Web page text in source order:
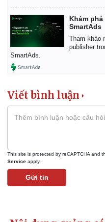
Khám
SmartAds
Tham khảo
publisher
SmartAds.
Viết bình luận
This site is protected by reCAPTCHA and
Service apply.
Gửi tin